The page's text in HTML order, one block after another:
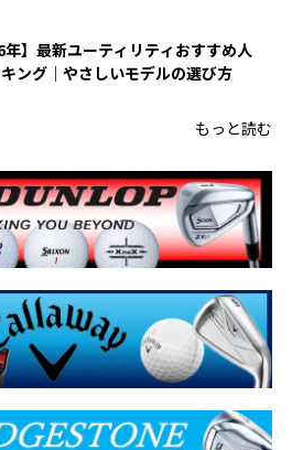
年】最新ユーティリティおすすめ人
ング｜やさしいモデルの選び方
もっと読む